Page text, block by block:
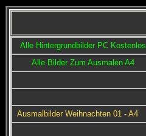
Alle Hintergrundbilder PC Kostenlos
Alle Bilder Zum Ausmalen A4
Ausmalbilder Weihnachten 01 - A4